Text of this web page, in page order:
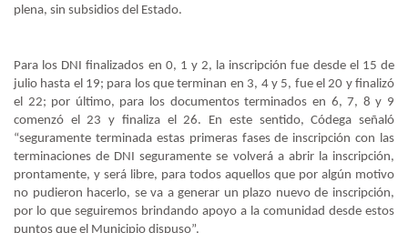
plena, sin subsidios del Estado.
Para los DNI finalizados en 0, 1 y 2, la inscripción fue desde el 15 de
julio hasta el 19; para los que terminan en 3, 4 y 5, fue el 20 y finalizó
el 22; por último, para los documentos terminados en 6, 7, 8 y 9
comenzó el 23 y finaliza el 26. En este sentido, Códega señaló
“seguramente terminada estas primeras fases de inscripción con las
terminaciones de DNI seguramente se volverá a abrir la inscripción,
prontamente, y será libre, para todos aquellos que por algún motivo
no pudieron hacerlo, se va a generar un plazo nuevo de inscripción,
por lo que seguiremos brindando apoyo a la comunidad desde estos
puntos que el Municipio dispuso”.